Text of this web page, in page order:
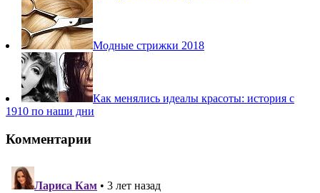
Модные стрижки 2018
Как менялись идеалы красоты: история с
1910 по наши дни
Комментарии